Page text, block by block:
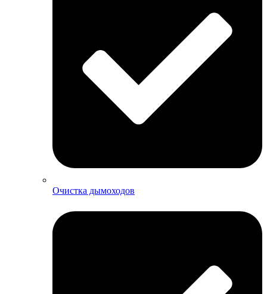
Очистка дымоходов